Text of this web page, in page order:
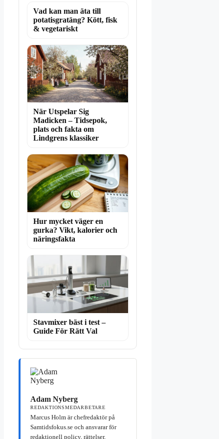
Vad kan man äta till
potatisgratäng? Kött, fisk
& vegetariskt
När Utspelar Sig
Madicken – Tidsepok,
plats och fakta om
Lindgrens klassiker
Hur mycket väger en
gurka? Vikt, kalorier och
näringsfakta
Stavmixer bäst i test –
Guide För Rätt Val
Adam Nyberg
REDAKTIONSMEDARBETARE
Marcus Holm är chefredaktör på
Samtidsfokus.se och ansvarar för
redaktionell policy, rättelser,